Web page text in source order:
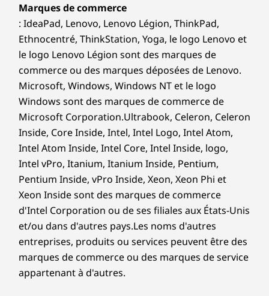
Conçu pour vos besoins
en évolution
Moniteurs, clavier sans fil et souris sans fil vendus
séparément. Illustré avec un lecteur de disque optique en
Moniteur,
Ethernet (RJ45)
En option : 2 x PS/2 pour le clavier / souris
En option : série
Ports en option sur les cartes d'extension
Puissance dans le connecteur
Fentes d'extension :
PCIe x 16 5e génération
PCIe x 16 4e génération (signal x4)
2 x PCIe 3
M.2 SSD 5
2 x M.2 SSD 4
M.2 WiFi (jusqu'au WiFi 7)
Baie interne:
En option : 2 x 3,5 po Baie pour disques
Marques de commerce
: IdeaPad, Lenovo, Lenovo Légion, ThinkPad,
Ethnocentré, ThinkStation, Yoga, le logo Lenovo et
le logo Lenovo Légion sont des marques de
commerce ou des marques déposées de Lenovo.
Microsoft, Windows, Windows NT et le logo
Windows sont des marques de commerce de
Microsoft Corporation.Ultrabook, Celeron, Celeron
Inside, Core Inside, Intel, Intel Logo, Intel Atom,
Intel Atom Inside, Intel Core, Intel Inside, logo,
Intel vPro, Itanium, Itanium Inside, Pentium,
Pentium Inside, vPro Inside, Xeon, Xeon Phi et
Xeon Inside sont des marques de commerce
d'Intel Corporation ou de ses filiales aux États-Unis
et/ou dans d'autres pays.Les noms d'autres
entreprises, produits ou services peuvent être des
marques de commerce ou des marques de service
appartenant à d'autres.